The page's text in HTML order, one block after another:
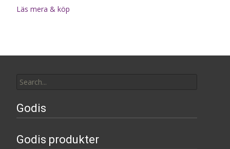
Läs mera & köp
for:
Godis
Godis produkter